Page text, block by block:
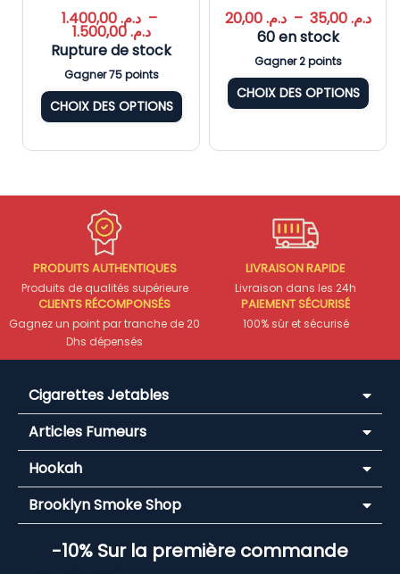
د.م. –
د.م.1.500,00
Rupture de stock
Gagner 75 points
CHOIX DES OPTIONS
د.م.20,00 – د.م.35,00
60 en stock
Gagner 2 points
CHOIX DES OPTIONS
PRODUITS AUTHENTIQUES
Produits de qualités supérieure
LIVRAISON RAPIDE
Livraison dans les 24h
CLIENTS RÉCOMPONSÉS
Gagnez un point par tranche de 20
Dhs dépensés
PAIEMENT SÉCURISÉ
100% sûr et sécurisé
Cigarettes Jetables
Articles Fumeurs
Hookah
Brooklyn Smoke Shop
-10% Sur la première commande